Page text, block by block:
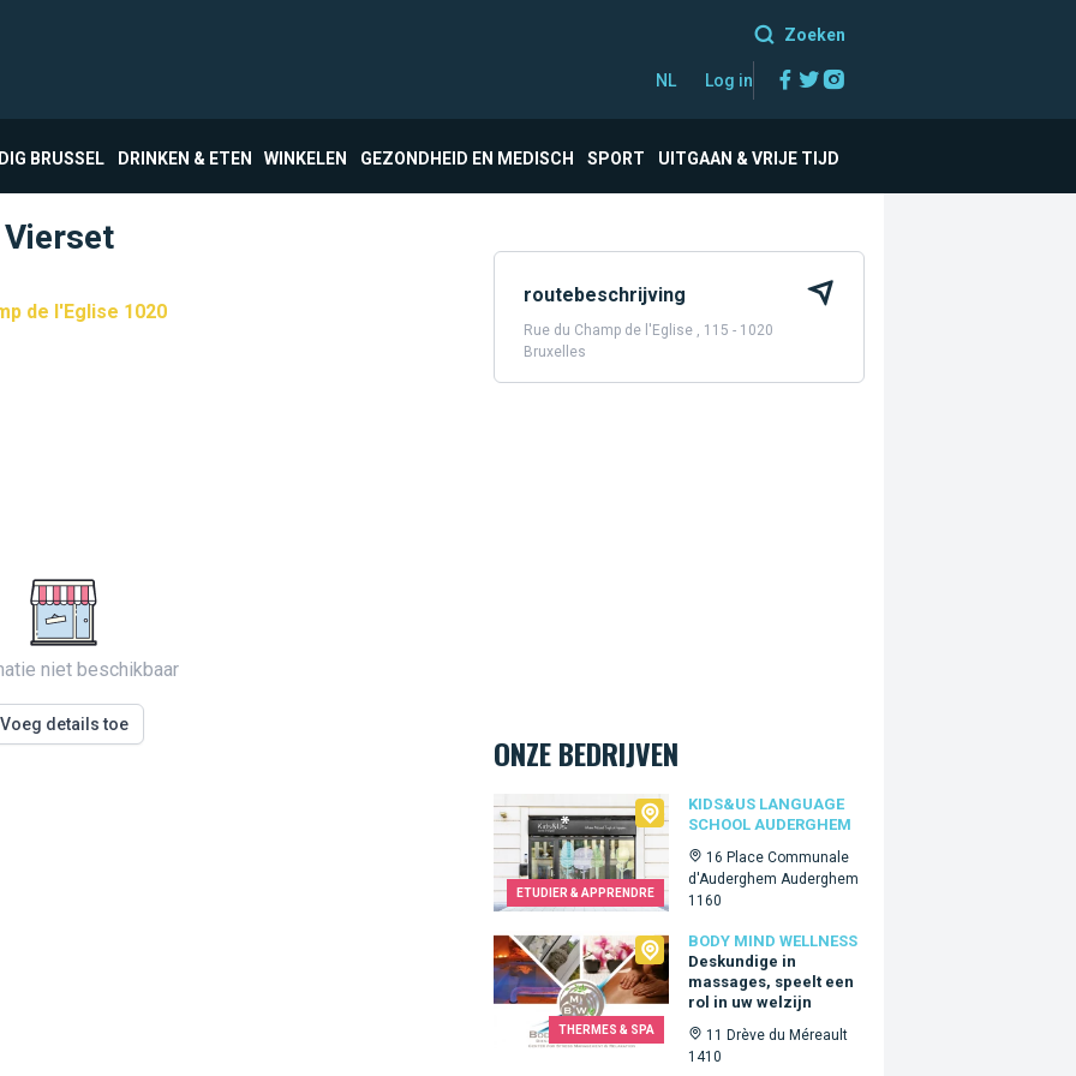
Zoeken
NL Log in Facebook
Twitter
BRUSSEL DRINKEN & ETEN WINKELEN GEZONDHEID EN MEDISCH SPORT UITGAAN & VRIJE TIJD
Vierset
de l'Eglise 1020
niet beschikbaar
Voeg details toe
routebeschrijving
Rue du Champ de l'Eglise , 115 - 1020
Bruxelles
ONZE BEDRIJVEN
ETUDIER & APPRENDRE
KIDS&US LANGUAGE
SCHOOL AUDERGHEM
16 Place Communale
d'Auderghem Auderghem
1160
Kids&Us language school Auderghem
THERMES & SPA
BODY MIND WELLNESS
Deskundige in
massages, speelt een
rol in uw welzijn
11 Drève du Méreault
1410
Body Mind Wellness